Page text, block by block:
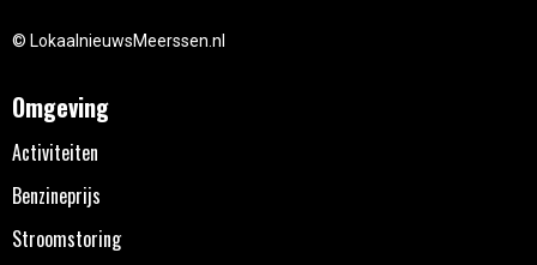
© LokaalnieuwsMeerssen.nl
Omgeving
Activiteiten
Benzineprijs
Stroomstoring